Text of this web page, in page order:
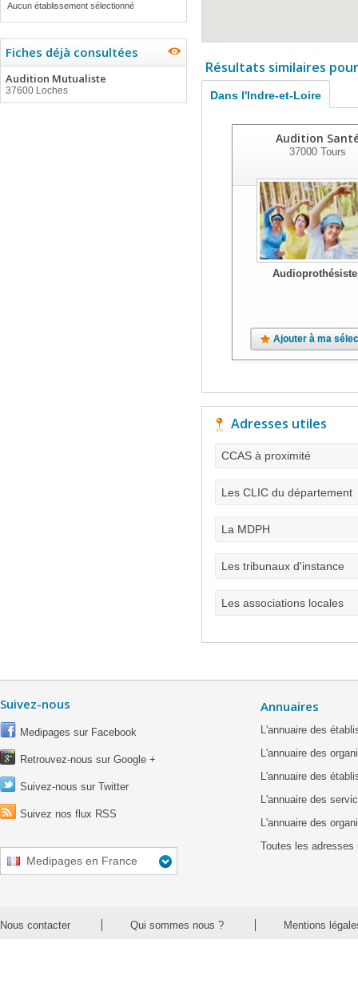
Aucun établissement sélectionné
Fiches déjà consultées
Audition Mutualiste
37600 Loches
Résultats similaires
Dans l'Indre-et-Loire
Audition
37000 Tours
Ajouter à ma
Adresses utiles
CCAS à proximité
Les CLIC du département
La MDPH
Les tribunaux d'instance
Les associations locales
Suivez-nous
Medipages sur Facebook
Retrouvez-nous sur Google +
Suivez-nous sur Twitter
Suivez nos flux RSS
Medipages en France
Annuaires
L'annuaire des
L'annuaire des
L'annuaire des
L'annuaire des
L'annuaire des
Toutes les adresses
Nous contacter Qui sommes nous ? Mentions